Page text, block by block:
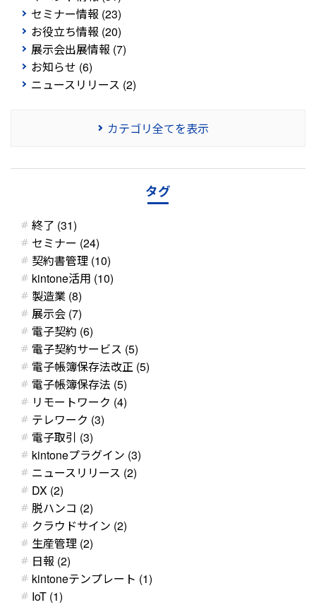
セミナー情報 (23)
お役立ち情報 (20)
展示会出展情報 (7)
お知らせ (6)
ニュースリリース (2)
カテゴリ全てを表示
タグ
終了 (31)
セミナー (24)
契約書管理 (10)
kintone活用 (10)
製造業 (8)
展示会 (7)
電子契約 (6)
電子契約サービス (5)
電子帳簿保存法改正 (5)
電子帳簿保存法 (5)
リモートワーク (4)
テレワーク (3)
電子取引 (3)
kintoneプラグイン (3)
ニュースリリース (2)
DX (2)
脱ハンコ (2)
クラウドサイン (2)
生産管理 (2)
日報 (2)
kintoneテンプレート (1)
IoT (1)